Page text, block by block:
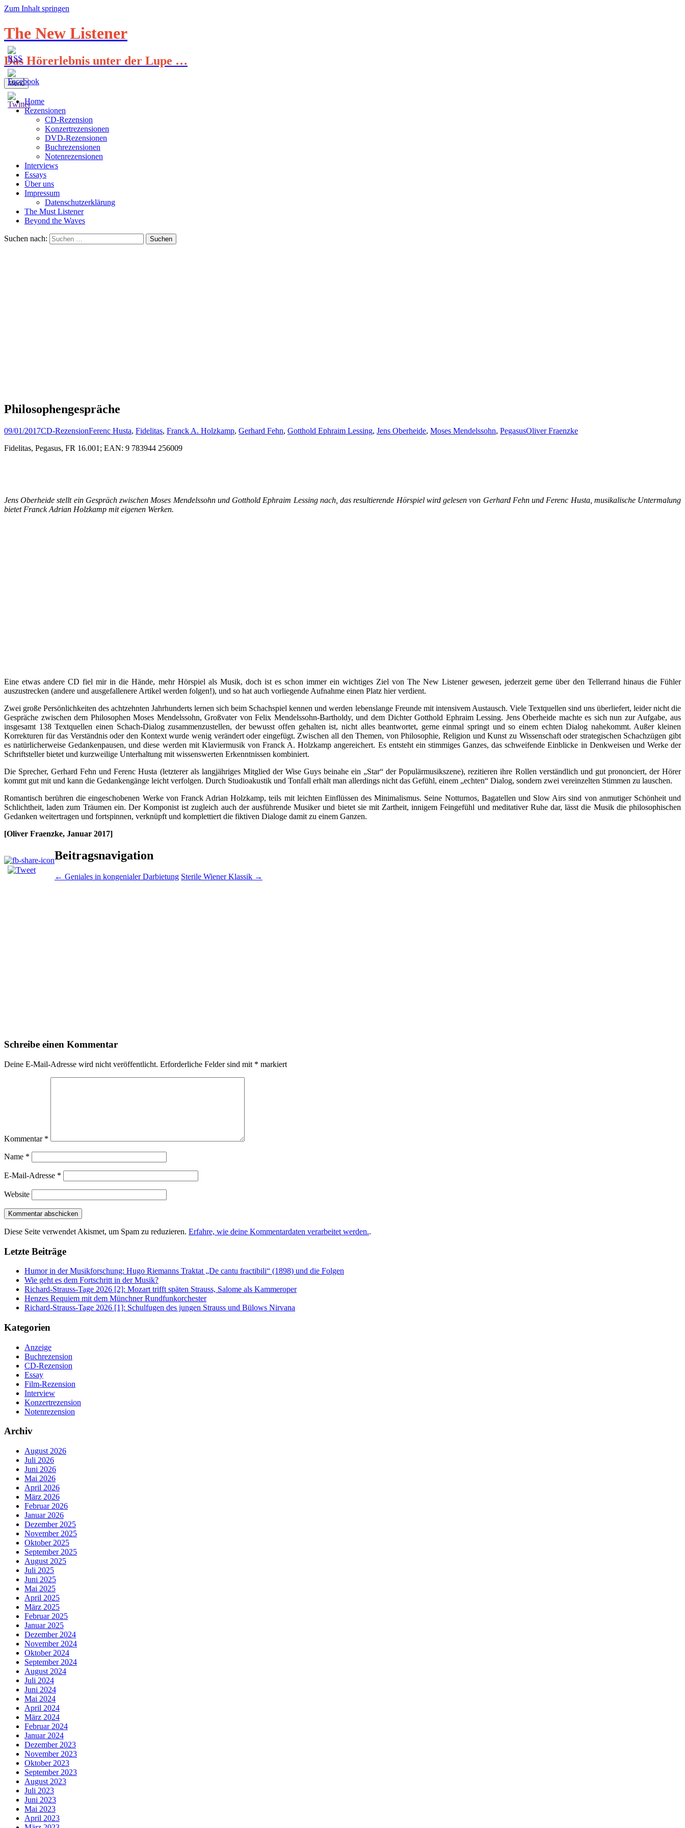
Zum Inhalt springen
The New Listener
Das Hörerlebnis unter der Lupe …
Menü
Home
Rezensionen
CD-Rezension
Konzertrezensionen
DVD-Rezensionen
Buchrezensionen
Notenrezensionen
Interviews
Essays
Über uns
Impressum
Datenschutzerklärung
The Must Listener
Beyond the Waves
Suchen nach:
Philosophengespräche
09/01/2017CD-RezensionFerenc Husta, Fidelitas, Franck A. Holzkamp, Gerhard Fehn, Gotthold Ephraim Lessing, Jens Oberheide, Moses Mendelssohn, PegasusOliver Fraenzke
Fidelitas, Pegasus, FR 16.001; EAN: 9 783944 256009
Jens Oberheide stellt ein Gespräch zwischen Moses Mendelssohn und Gotthold Ephraim Lessing nach, das resultierende Hörspiel wird gelesen von Gerhard Fehn und Ferenc Husta, musikalische Untermalung
bietet Franck Adrian Holzkamp mit eigenen Werken.
Eine etwas andere CD fiel mir in die Hände, mehr Hörspiel als Musik, doch ist es schon immer ein wichtiges Ziel von The New Listener gewesen, jederzeit gerne über den Tellerrand hinaus die Fühler
auszustrecken (andere und ausgefallenere Artikel werden folgen!), und so hat auch vorliegende Aufnahme einen Platz hier verdient.
Zwei große Persönlichkeiten des achtzehnten Jahrhunderts lernen sich beim Schachspiel kennen und werden lebenslange Freunde mit intensivem Austausch. Viele Textquellen sind uns überliefert, leider nicht die
Gespräche zwischen dem Philosophen Moses Mendelssohn, Großvater von Felix Mendelssohn-Bartholdy, und dem Dichter Gotthold Ephraim Lessing. Jens Oberheide machte es sich nun zur Aufgabe, aus
insgesamt 138 Textquellen einen Schach-Dialog zusammenzustellen, der bewusst offen gehalten ist, nicht alles beantwortet, gerne einmal springt und so einem echten Dialog nahekommt. Außer kleinen
Korrekturen für das Verständnis oder den Kontext wurde wenig verändert oder eingefügt. Zwischen all den Themen, von Philosophie, Religion und Kunst zu Wissenschaft oder strategischen Schachzügen gibt
es natürlicherweise Gedankenpausen, und diese werden mit Klaviermusik von Franck A. Holzkamp angereichert. Es entsteht ein stimmiges Ganzes, das schweifende Einblicke in Denkweisen und Werke der
Schriftsteller bietet und kurzweilige Unterhaltung mit wissenswerten Erkenntnissen kombiniert.
Die Sprecher, Gerhard Fehn und Ferenc Husta (letzterer als langjähriges Mitglied der Wise Guys beinahe ein „Star“ der Populärmusikszene), rezitieren ihre Rollen verständlich und gut prononciert, der Hörer
kommt gut mit und kann die Gedankengänge leicht verfolgen. Durch Studioakustik und Tonfall erhält man allerdings nicht das Gefühl, einem „echten“ Dialog, sondern zwei vereinzelten Stimmen zu lauschen.
Romantisch berühren die eingeschobenen Werke von Franck Adrian Holzkamp, teils mit leichten Einflüssen des Minimalismus. Seine Notturnos, Bagatellen und Slow Airs sind von anmutiger Schönheit und
Schlichtheit, laden zum Träumen ein. Der Komponist ist zugleich auch der ausführende Musiker und bietet sie mit Zartheit, innigem Feingefühl und meditativer Ruhe dar, lässt die Musik die philosophischen
Gedanken weitertragen und fortspinnen, verknüpft und komplettiert die fiktiven Dialoge damit zu einem Ganzen.
[Oliver Fraenzke, Januar 2017]
Beitragsnavigation
← Geniales in kongenialer Darbietung Sterile Wiener Klassik →
Schreibe einen Kommentar
Deine E-Mail-Adresse wird nicht veröffentlicht. Erforderliche Felder sind mit * markiert
Kommentar *
Name *
E-Mail-Adresse *
Website
Diese Seite verwendet Akismet, um Spam zu reduzieren. Erfahre, wie deine Kommentardaten verarbeitet werden..
Letzte Beiträge
Humor in der Musikforschung: Hugo Riemanns Traktat „De cantu fractibili“ (1898) und die Folgen
Wie geht es dem Fortschritt in der Musik?
Richard-Strauss-Tage 2026 [2]: Mozart trifft späten Strauss, Salome als Kammeroper
Henzes Requiem mit dem Münchner Rundfunkorchester
Richard-Strauss-Tage 2026 [1]: Schulfugen des jungen Strauss und Bülows Nirvana
Kategorien
Anzeige
Buchrezension
CD-Rezension
Essay
Film-Rezension
Interview
Konzertrezension
Notenrezension
Archiv
August 2026
Juli 2026
Juni 2026
Mai 2026
April 2026
März 2026
Februar 2026
Januar 2026
Dezember 2025
November 2025
Oktober 2025
September 2025
August 2025
Juli 2025
Juni 2025
Mai 2025
April 2025
März 2025
Februar 2025
Januar 2025
Dezember 2024
November 2024
Oktober 2024
September 2024
August 2024
Juli 2024
Juni 2024
Mai 2024
April 2024
März 2024
Februar 2024
Januar 2024
Dezember 2023
November 2023
Oktober 2023
September 2023
August 2023
Juli 2023
Juni 2023
Mai 2023
April 2023